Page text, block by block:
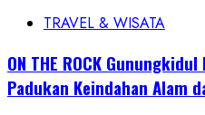
TRAVEL & WISATA
ON THE ROCK
Padukan Keindahan Alam